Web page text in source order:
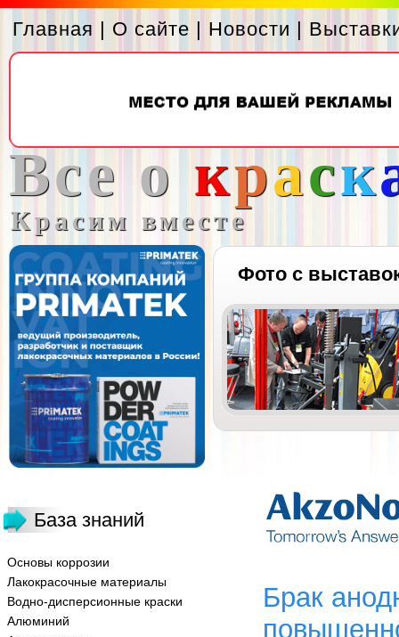
Главная | О сайте | Новости |
Все о краск
Красим вместе
Фото с
База знаний
Основы коррозии
Лакокрасочные материалы
Водно-дисперсионные краски
Алюминий
Брак